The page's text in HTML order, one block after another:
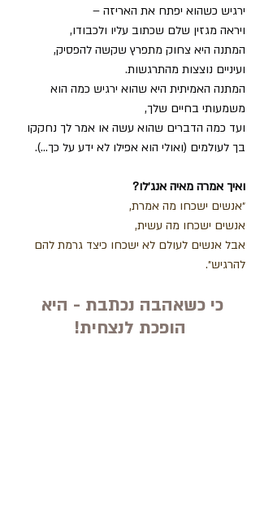
ירגיש כשהוא יפתח את האריזה –
ויראה מגזין שלם שכתוב עליו ולכבודו,
המתנה היא צחוק מתפרץ שקשה להפסיק,
ועיניים נוצצות מהתרגשות.
המתנה האמיתית היא שהוא ירגיש כמה הוא
משמעותי בחיים שלך,
ועד כמה הדברים שהוא עשה או אמר לך נחקקו
בך לעולמים (ואולי הוא אפילו לא ידע על כך...).
ואיך אמרה מאיה אנג׳לו?
״אנשים ישכחו מה אמרת,
אנשים ישכחו מה עשית,
אבל אנשים לעולם לא ישכחו כיצד גרמת להם
להרגיש״.
כי כשאהבה נכתבת - היא
הופכת לנצחית!